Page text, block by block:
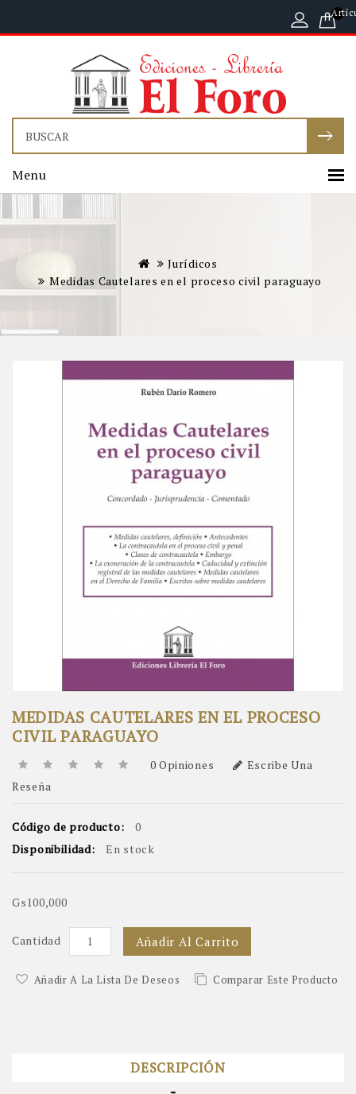
Menu
Jurídicos
Medidas Cautelares en el proceso civil paraguayo
MEDIDAS CAUTELARES EN EL PROCESO
CIVIL PARAGUAYO
0 Opiniones
Escribe Una
Reseña
Código de producto:
0
Disponibilidad:
En stock
Gs100,000
Cantidad Añadir Al Carrito
Añadir A La Lista De Deseos Comparar Este Producto
DESCRIPCIÓN